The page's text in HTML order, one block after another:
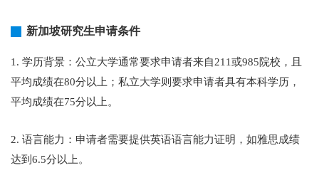
新加坡研究生申请条件
1. 学历背景：公立大学通常要求申请者来自211或985院校，且
平均成绩在80分以上；私立大学则要求申请者具有本科学历，
平均成绩在75分以上。
2. 语言能力：申请者需要提供英语语言能力证明，如雅思成绩
达到6.5分以上。